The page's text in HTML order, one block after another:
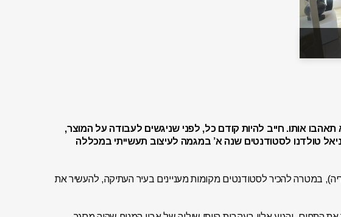
אותו. חייב להיות קודם כל, לפני שניגשים לעבודה על המוצר,
טולדנו לסטודנטים שנה א’ במגמה לעיצוב תעשייתי במכללה
במטרה להכיר לסטודנטים מקומות מעניינים בעיר העתיקה, להעשיר את